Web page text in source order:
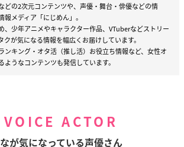
どの2次元コンテンツや、声優・舞台・俳優などの情
メディア「にじめん」。
、少年アニメやキャラクター作品、VTuberなどストリー
クが気になる情報を幅広くお届けしています。
ンキング・オタ活（推し活）お役立ち情報など、女性オ
ようなコンテンツも発信しています。
VOICE ACTOR
が気になっている声優さん